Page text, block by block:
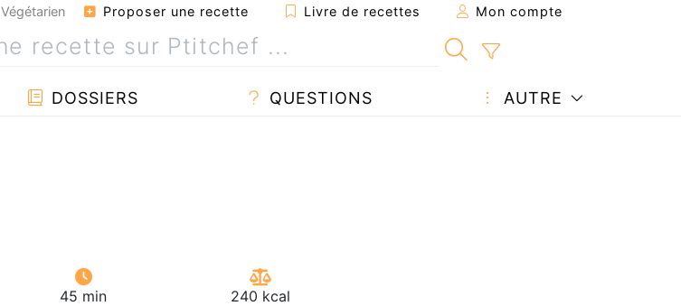
Végétarien Proposer une recette Livre de recettes Mon compte
DOSSIERS QUESTIONS AUTRE
45 min 240 kcal